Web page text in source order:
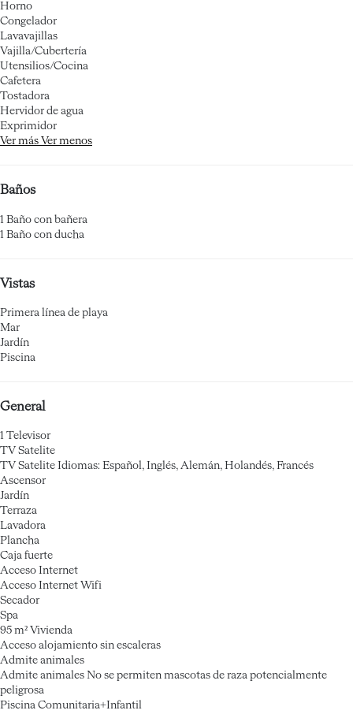
Horno
Congelador
Lavavajillas
Vajilla/Cubertería
Utensilios/Cocina
Cafetera
Tostadora
Hervidor de agua
Exprimidor
Ver más Ver menos
Baños
1 Baño con bañera
1 Baño con ducha
Vistas
Primera línea de playa
Mar
Jardín
Piscina
General
1 Televisor
TV Satelite
TV Satelite Idiomas: Español, Inglés, Alemán, Holandés, Francés
Ascensor
Jardín
Terraza
Lavadora
Plancha
Caja fuerte
Acceso Internet
Acceso Internet Wifi
Secador
Spa
95 m² Vivienda
Acceso alojamiento sin escaleras
Admite animales
Admite animales No se permiten mascotas de raza potencialmente
peligrosa
Piscina Comunitaria+Infantil